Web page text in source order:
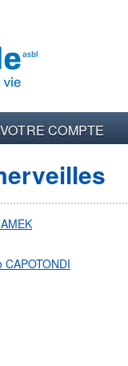
VOTRE COMPTE
CAPOTONDI